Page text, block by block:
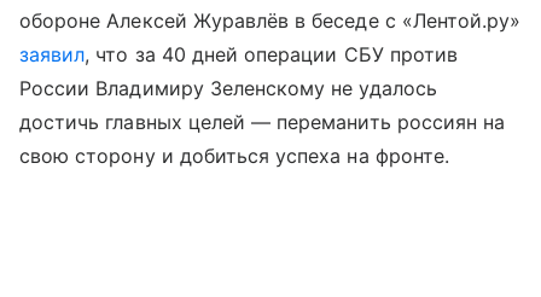
обороне Алексей Журавлёв в беседе с «Лентой.ру»
заявил, что за 40 дней операции СБУ против
России Владимиру Зеленскому не удалось
достичь главных целей — переманить россиян на
свою сторону и добиться успеха на фронте.